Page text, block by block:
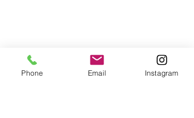
Phone Email Instagram